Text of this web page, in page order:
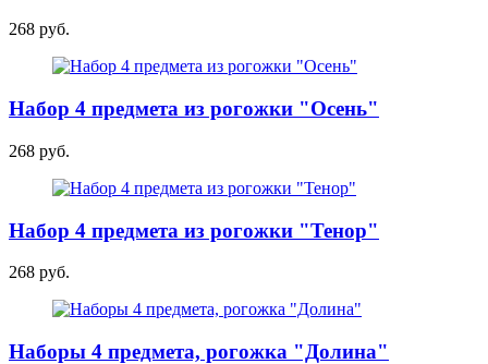
268 руб.
Набор 4 предмета из рогожки "Осень"
268 руб.
Набор 4 предмета из рогожки "Тенор"
268 руб.
Наборы 4 предмета, рогожка "Долина"